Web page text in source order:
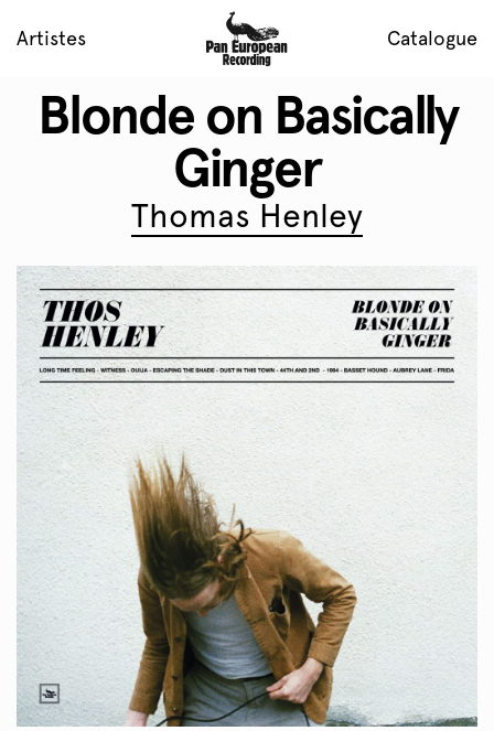
Artistes Catalogue
Blonde on Basically
Ginger
Thomas Henley